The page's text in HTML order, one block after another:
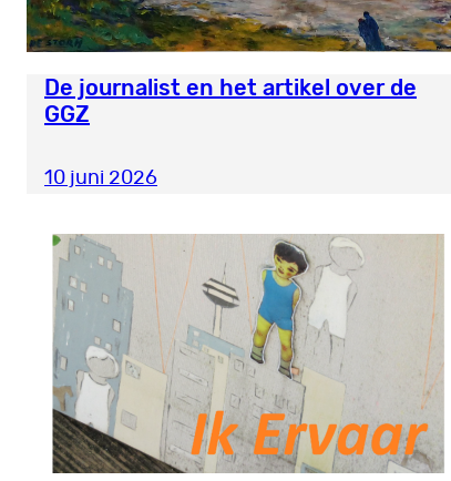
De journalist en het artikel over de
GGZ
10 juni 2026